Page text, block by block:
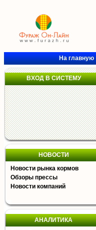
На главную
ВХОД В СИСТЕМУ
НОВОСТИ
Новости рынка кормов
Обзоры прессы
Новости компаний
АНАЛИТИКА